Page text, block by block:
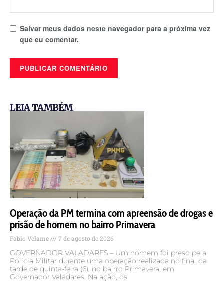
Salvar meus dados neste navegador para a próxima vez
que eu comentar.
LEIA TAMBÉM
Operação da PM termina com apreensão de drogas e
prisão de homem no bairro Primavera
Fabio Velame 7 de agosto de 2026
GOVERNADOR VALADARES – Um homem foi preso pela
Polícia Militar durante uma operação realizada no final da
tarde de quinta-feira (6), no bairro Primavera, em
Governador Valadares. Na ação, os